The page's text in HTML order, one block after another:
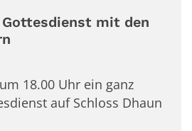
mit den
18.00 Uhr ein ganz
auf Schloss Dhaun